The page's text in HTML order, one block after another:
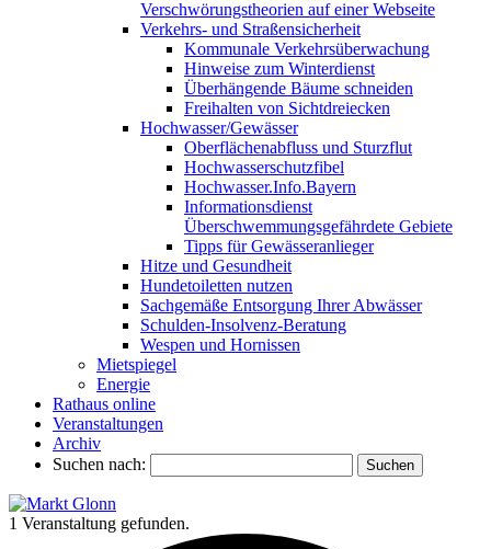
Verschwörungstheorien auf einer Webseite
Verkehrs- und Straßensicherheit
Kommunale Verkehrsüberwachung
Hinweise zum Winterdienst
Überhängende Bäume schneiden
Freihalten von Sichtdreiecken
Hochwasser/Gewässer
Oberflächenabfluss und Sturzflut
Hochwasserschutzfibel
Hochwasser.Info.Bayern
Informationsdienst
Überschwemmungsgefährdete Gebiete
Tipps für Gewässeranlieger
Hitze und Gesundheit
Hundetoiletten nutzen
Sachgemäße Entsorgung Ihrer Abwässer
Schulden-Insolvenz-Beratung
Wespen und Hornissen
Mietspiegel
Energie
Rathaus online
Veranstaltungen
Archiv
Suchen nach:
1 Veranstaltung gefunden.